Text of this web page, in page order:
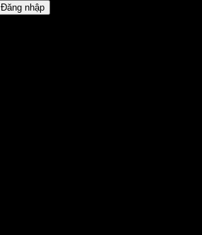
Đăng nhập